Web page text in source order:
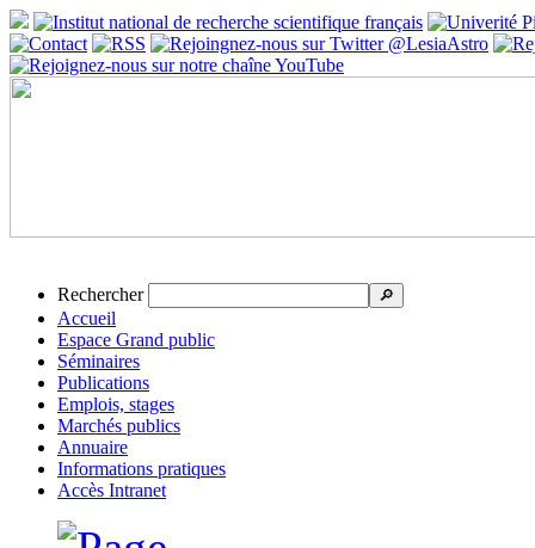
Rechercher 🔎
Accueil
Espace Grand public
Séminaires
Publications
Emplois, stages
Marchés publics
Annuaire
Informations pratiques
Accès Intranet